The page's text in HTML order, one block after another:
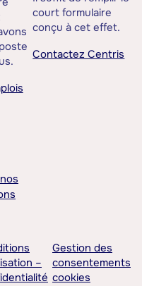
court formulaire
conçu à cet effet.
Contactez Centris
–
Gestion des
consentements
cookies